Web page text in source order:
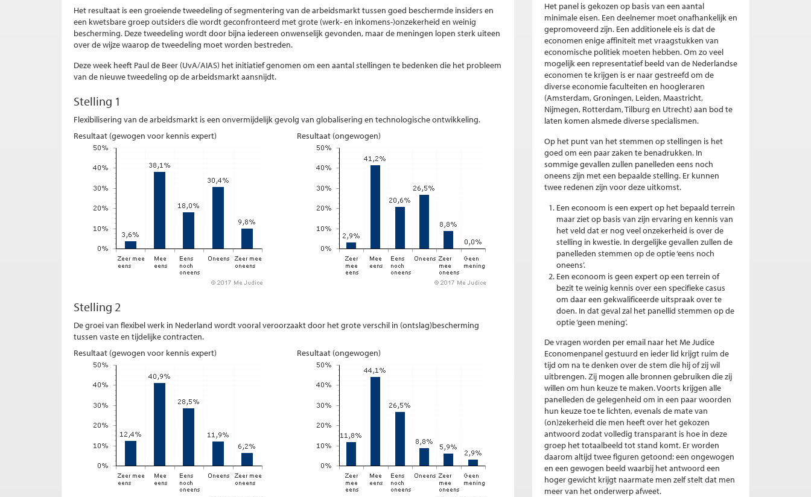
Het resultaat is een groeiende tweedeling of segmentering van de arbeidsmarkt tussen goed beschermde insiders en
een kwetsbare groep outsiders die wordt geconfronteerd met grote (werk- en inkomens-)onzekerheid en weinig
bescherming. Deze tweedeling wordt door bijna iedereen onwenselijk gevonden, maar de meningen lopen sterk uiteen
over de wijze waarop de tweedeling moet worden bestreden.
Deze week heeft Paul de Beer (UvA/AIAS) het initiatief genomen om een aantal stellingen te bedenken die het probleem
van de nieuwe tweedeling op de arbeidsmarkt aansnijdt.
Stelling 1
Flexibilisering van de arbeidsmarkt is een onvermijdelijk gevolg van globalisering en technologische ontwikkeling.
Resultaat (gewogen voor kennis expert)
Resultaat (ongewogen)
Stelling 2
De groei van flexibel werk in Nederland wordt vooral veroorzaakt door het grote verschil in (ontslag)bescherming
tussen vaste en tijdelijke contracten.
Resultaat (gewogen voor kennis expert)
Resultaat (ongewogen)
Het panel is gekozen op basis van een aantal
minimale eisen. Een deelnemer moet onafhankelijk en
gepromoveerd zijn. Een additionele eis is dat de
economen enige affiniteit met vraagstukken van
economische politiek moeten hebben. Om zo veel
mogelijk een representatief beeld van de Nederlandse
economen te krijgen is er naar gestreefd om de
diverse economie faculteiten en hoogleraren
(Amsterdam, Groningen, Leiden, Maastricht,
Nijmegen, Rotterdam, Tilburg en Utrecht) aan bod te
laten komen alsmede diverse specialismen.
Op het punt van het stemmen op stellingen is het
goed om een paar zaken te benadrukken. In
sommige gevallen zullen panelleden eens noch
oneens zijn met een bepaalde stelling. Er kunnen
twee redenen zijn voor deze uitkomst.
Een econoom is een expert op het bepaald terrein
maar ziet op basis van zijn ervaring en kennis van
het veld dat er nog veel onzekerheid is over de
stelling in kwestie. In dergelijke gevallen zullen de
panelleden stemmen op de optie ‘eens noch
oneens’.
Een econoom is geen expert op een terrein of
bezit te weinig kennis over een specifieke casus
om daar een gekwalificeerde uitspraak over te
doen. In dat geval zal het panellid stemmen op de
optie ‘geen mening’.
De vragen worden per email naar het Me Judice
Economenpanel gestuurd en ieder lid krijgt ruim de
tijd om na te denken over de stem die hij of zij wil
uitbrengen. Zij mogen alle bronnen gebruiken die zij
willen om hun keuze te maken. Voorts krijgen alle
panelleden de gelegenheid om in een paar woorden
hun keuze toe te lichten, evenals de mate van
(on)zekerheid die men heeft over het gekozen
antwoord zodat volledig transparant is hoe in deze
groep het totaalbeeld tot stand komt. Er worden
daarom altijd twee figuren getoond: een ongewogen
en een gewogen beeld waarbij het antwoord een
hoger gewicht krijgt naarmate men zelf stelt dat men
meer van het onderwerp afweet.